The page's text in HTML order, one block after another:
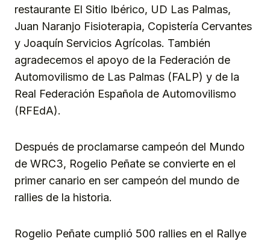
restaurante El Sitio Ibérico, UD Las Palmas,
Juan Naranjo Fisioterapia, Copistería Cervantes
y Joaquín Servicios Agrícolas. También
agradecemos el apoyo de la Federación de
Automovilismo de Las Palmas (FALP) y de la
Real Federación Española de Automovilismo
(RFEdA).
Después de proclamarse campeón del Mundo
de WRC3, Rogelio Peñate se convierte en el
primer canario en ser campeón del mundo de
rallies de la historia.
Rogelio Peñate cumplió 500 rallies en el Rallye